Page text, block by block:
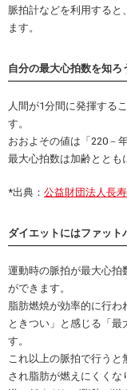
脈拍計などを利用すると
ます。
自分の最大心拍数を知ろ
人間が1分間に発揮する
す。
おおよその値は「220－
最大心拍数は加齢ととも
*出典： 公益財団法人長
ダイエットにはファット
運動時の脈拍が最大心拍
ができます。
脂肪燃焼が効率的に行わ
ときつい」と感じる「最
す。
これ以上の脈拍で行う
され脂肪が燃えにくくな